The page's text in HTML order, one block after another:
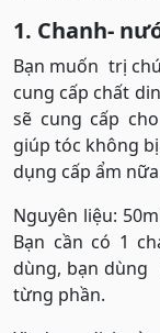
1. Chanh-
Bạn muốn trị
cung cấp chất
sẽ cung cấp
giúp tóc không
dụng cấp ẩm nữa
Nguyên liệu:
Bạn cần có 1
dùng, bạn
từng phần.